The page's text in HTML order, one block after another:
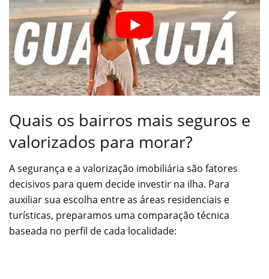
Quais os bairros mais seguros e
valorizados para morar?
A segurança e a valorização imobiliária são fatores
decisivos para quem decide investir na ilha. Para
auxiliar sua escolha entre as áreas residenciais e
turísticas, preparamos uma comparação técnica
baseada no perfil de cada localidade: